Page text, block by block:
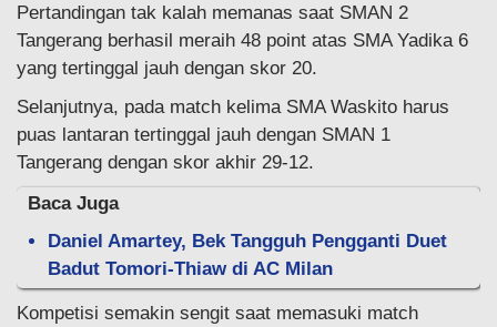
Pertandingan tak kalah memanas saat SMAN 2
Tangerang berhasil meraih 48 point atas SMA Yadika 6
yang tertinggal jauh dengan skor 20.
Selanjutnya, pada match kelima SMA Waskito harus
puas lantaran tertinggal jauh dengan SMAN 1
Tangerang dengan skor akhir 29-12.
Baca Juga
Daniel Amartey, Bek Tangguh Pengganti Duet
Badut Tomori-Thiaw di AC Milan
Kompetisi semakin sengit saat memasuki match